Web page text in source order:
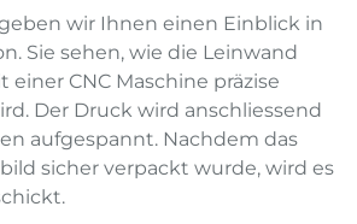
wir Ihnen einen Einblick in
Sie sehen, wie die Leinwand
CNC Maschine präzise
Der Druck wird anschliessend
aufgespannt. Nachdem das
sicher verpackt wurde, wird es